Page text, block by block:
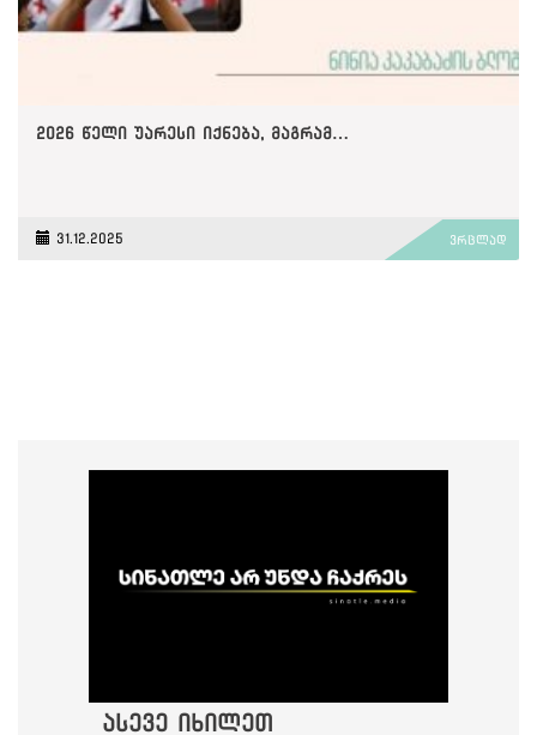
2026 წელი უარესი იქნება, მაგრამ…
31.12.2025 ვრცლად
ასევე იხილეთ